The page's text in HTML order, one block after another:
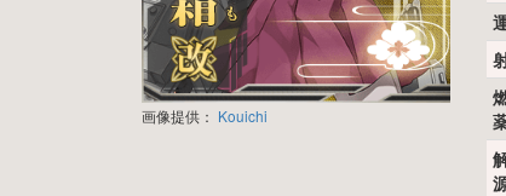
画像提供： Kouichi